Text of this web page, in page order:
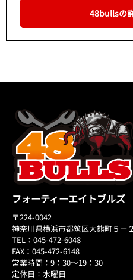
48bullsの
フォーティーエイトブルズ
〒224-0042
神奈川県横浜市都筑区大熊町５－２
TEL：045-472-6048
FAX：045-472-6148
営業時間：9：30～19：30
定休日：水曜日